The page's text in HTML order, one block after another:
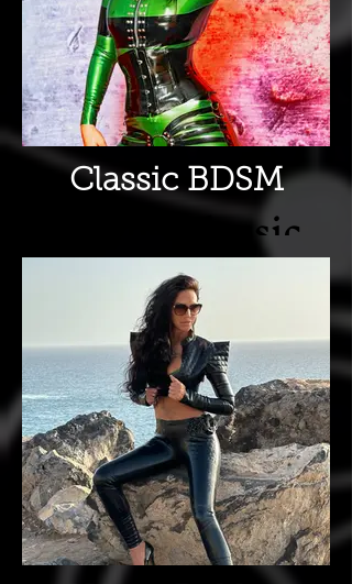
Classic BDSM
Erlebe Classic
Bdsm von
englischer
Erziehung,
Spanking,
Sklavenhaltung...